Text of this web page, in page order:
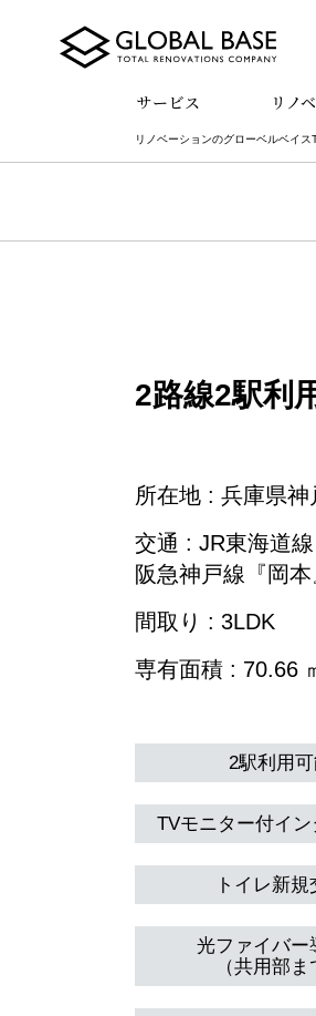
サービス リノ
リノベーションのグローベルベイス
2路線2駅利
所在地 : 兵庫県神
交通 : JR東海道
阪急神戸線『岡
間取り : 3LDK
専有面積 : 70.66
2駅利用
TVモニター付イ
トイレ新規
光ファイバー
（共用部ま